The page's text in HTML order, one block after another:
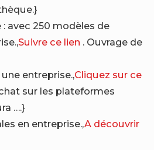
: avec 250 modèles de
Suivre ce lien . Ouvrage de
entreprise.,Cliquez sur ce
sur les plateformes
….}
en entreprise.,A découvrir